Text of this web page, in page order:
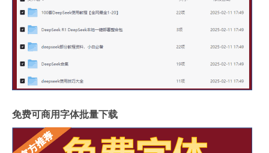
免费可商用字体批量下载